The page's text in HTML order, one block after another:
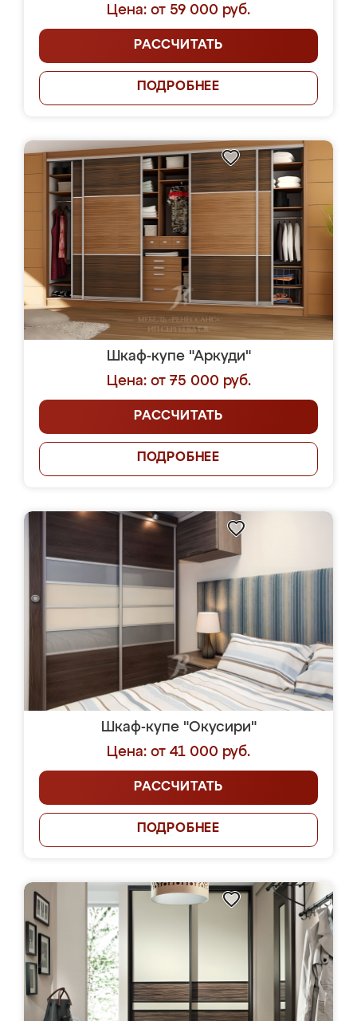
Цена: от 59 000 руб.
РАССЧИТАТЬ
ПОДРОБНЕЕ
Шкаф-купе "Аркуди"
Цена: от 75 000 руб.
РАССЧИТАТЬ
ПОДРОБНЕЕ
Шкаф-купе "Окусири"
Цена: от 41 000 руб.
РАССЧИТАТЬ
ПОДРОБНЕЕ